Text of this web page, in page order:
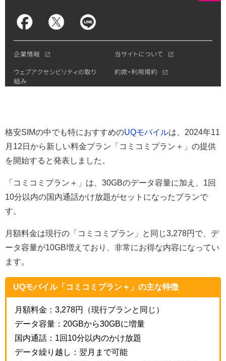
格安SIMの中でも特におすすめのUQモバイルは、2024年11
月12日から新しい料金プラン「コミコミプラン＋」の提供
を開始すると発表しました。
「コミコミプラン＋」は、30GBのデータ容量に加え、1回
10分以内の国内通話かけ放題がセットになったプランで
す。
月額料金は現行の「コミコミプラン」と同じ3,278円で、デ
ータ容量が10GB増えており、非常にお得な内容になってい
ます。
UQモバイル「コミコミプラン＋」の主な特徴
月額料金：3,278円（現行プランと同じ）
データ容量：20GBから30GBに増量
国内通話：1回10分以内のかけ放題
データ繰り越し：翌月まで可能